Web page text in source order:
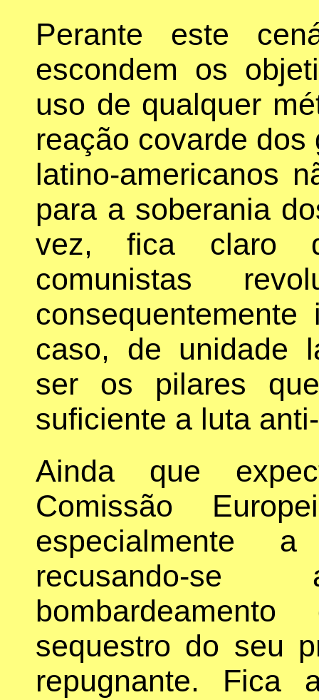
Perante este
escondem os
uso de qualquer
reação covarde
latino-americanos
para a soberania
vez, fica claro
comunistas
consequentemente
caso, de unidade
ser os pilares
suficiente a luta
Ainda que
Comissão
especialmente
recusando-
sequestro do seu
repugnante. Fica